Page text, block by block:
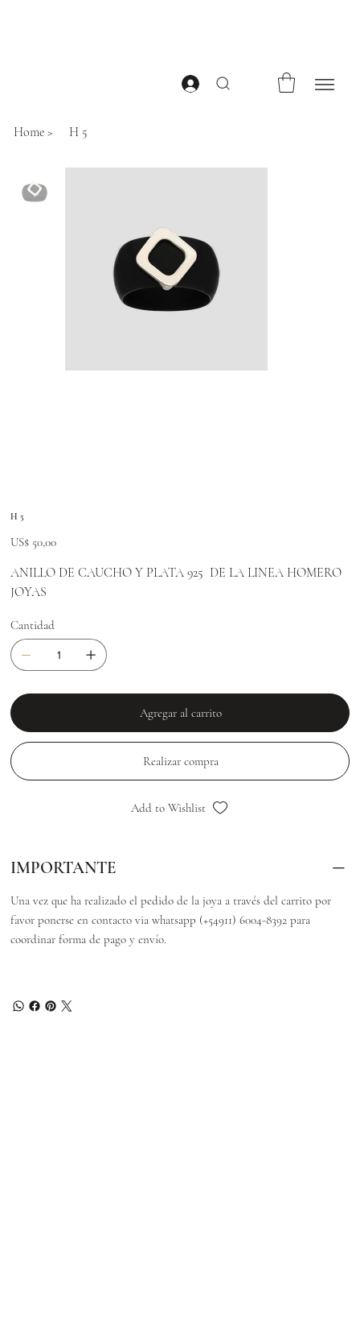
Home > H 5
H 5
US$ 50,00
ANILLO DE CAUCHO Y PLATA 925 DE LA LINEA HOMERO
JOYAS
Cantidad
Agregar al carrito
Realizar compra
Add to Wishlist
IMPORTANTE
Una vez que ha realizado el pedido de la joya a través del carrito por
favor ponerse en contacto via whatsapp (+54911) 6004-8392 para
coordinar forma de pago y envío.